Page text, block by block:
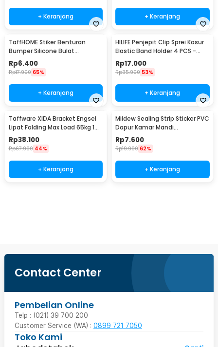
+ Keranjang + Keranjang
TaffHOME Stiker Benturan
Bumper Silicone Bulat
Hemispherical 100 PCS - FZL10
Rp6.400
Rp17.900 65%
+ Keranjang
HILIFE Penjepit Clip Sprei Kasur
Elastic Band Holder 4 PCS -
200TC
Rp17.000
Rp35.900 53%
+ Keranjang
Taffware XIDA Bracket Engsel
Lipat Folding Max Load 65kg 14
Inch 2 PCS - JM007
Rp38.100
Rp67.900 44%
+ Keranjang
Mildew Sealing Strip Sticker PVC
Dapur Kamar Mandi
3.7cmx3.2M
Rp7.600
Rp19.900 62%
+ Keranjang
Contact Center
Pembelian Online
Telp : (021) 39 700 200
Customer Service (WA) : 0899 721 7050
Toko Kami